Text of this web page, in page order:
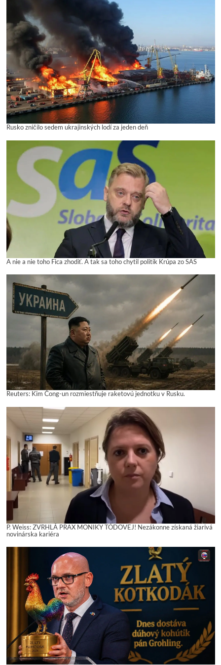
Rusko zničilo sedem ukrajinských lodí za jeden deň
A nie a nie toho Fica zhodiť. A tak sa toho chytil politik Krúpa zo SAS
Reuters: Kim Čong-un rozmiestňuje raketovú jednotku v Rusku.
P. Weiss: ZVRHLÁ PRAX MONIKY TÓDOVEJ! Nezákonne získaná žiarivá
novinárska kariéra